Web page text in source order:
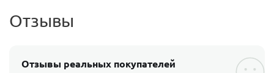
Отзывы
Отзывы реальных покупателей